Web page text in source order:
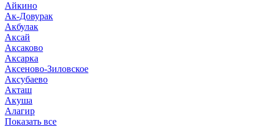
Айкино
Ак-Довурак
Акбулак
Аксай
Аксаково
Аксарка
Аксеново-Зиловское
Аксубаево
Акташ
Акуша
Алагир
Показать все